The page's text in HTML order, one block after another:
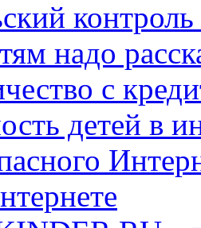
надо
с
детей в